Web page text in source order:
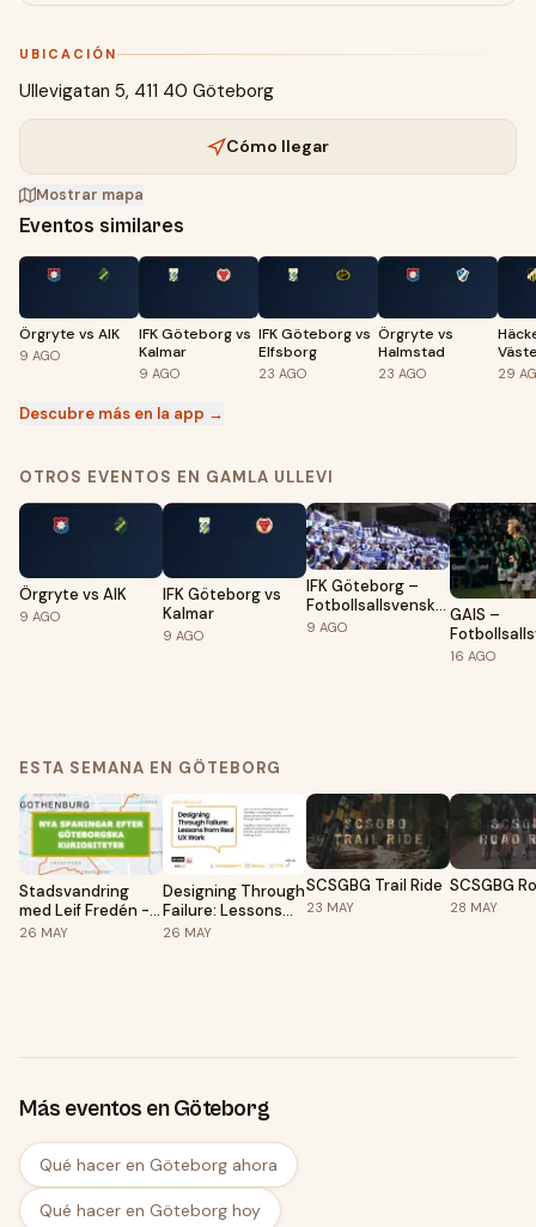
UBICACIÓN
Ullevigatan 5, 411 40 Göteborg
Cómo llegar
Mostrar mapa
Eventos similares
Örgryte vs AIK
9 AGO
IFK Göteborg vs
Kalmar
9 AGO
IFK Göteborg vs
Elfsborg
23 AGO
Örgryte vs
Halmstad
23 AGO 29
Descubre más en la app →
OTROS EVENTOS EN GAMLA ULLEVI
Örgryte vs AIK
9 AGO
IFK Göteborg vs
Kalmar
9 AGO
IFK Göteborg –
Fotbollsallsvenskan
2026
9 AGO
GAIS –
2026
16 AGO
ESTA SEMANA EN GÖTEBORG
Stadsvandring
med Leif Fredén -
nya spaningar
26 MAY
Designing Through
Failure: Lessons
from Real UX Work
26 MAY
SCSGBG Trail Ride
23 MAY
SCSGBG
28 MAY
Más eventos en Göteborg
Qué hacer en Göteborg ahora
Qué hacer en Göteborg hoy